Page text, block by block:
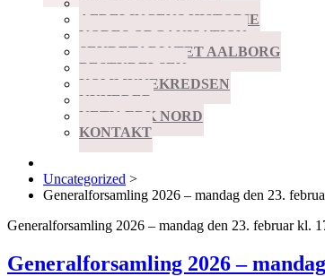
AFDELINGENS HISTORIE
VORES ORGANISATION
SEKRETARIATET AALBORG
BESTYRELSEN
KOMMUNEKREDSEN
NYHEDER
NETVÆRK NORD
KONTAKT
Uncategorized >
Generalforsamling 2026 – mandag den 23.
Generalforsamling 2026 – mandag den 23. februar kl.
Generalforsamling 2026 –